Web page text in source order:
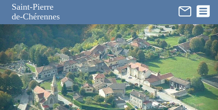
Saint-Pierre
de-Chérennes
Panneau de gestion des cookies